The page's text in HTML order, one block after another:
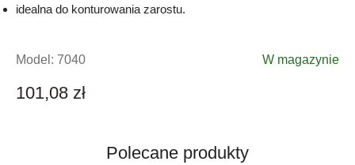
W magazynie
Model: 7040
101,08 zł
idealna do konturowania zarostu.
Polecane produkty